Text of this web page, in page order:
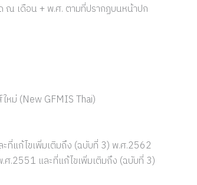
ณ เดือน + พ.ศ. ตามที่ปรากฏบนหน้าปก
หม่ (New GFMIS Thai)
ที่แก้ไขเพิ่มเติมถึง (ฉบับที่ 3) พ.ศ.2562
.2551 และที่แก้ไขเพิ่มเติมถึง (ฉบับที่ 3)